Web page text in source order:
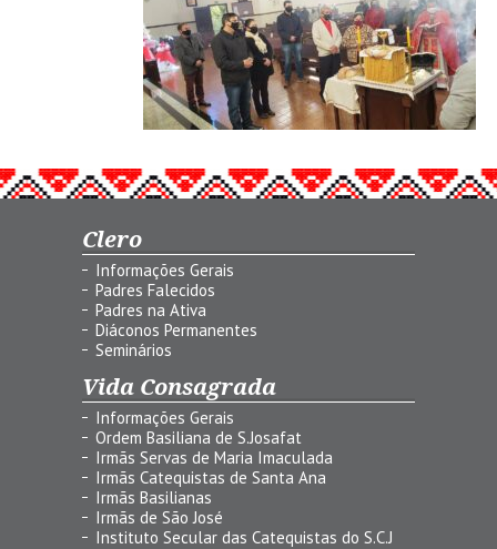
Clero
Informações Gerais
Padres Falecidos
Padres na Ativa
Diáconos Permanentes
Seminários
Vida Consagrada
Informações Gerais
Ordem Basiliana de S.Josafat
Irmãs Servas de Maria Imaculada
Irmãs Catequistas de Santa Ana
Irmãs Basilianas
Irmãs de São José
Instituto Secular das Catequistas do S.C.J